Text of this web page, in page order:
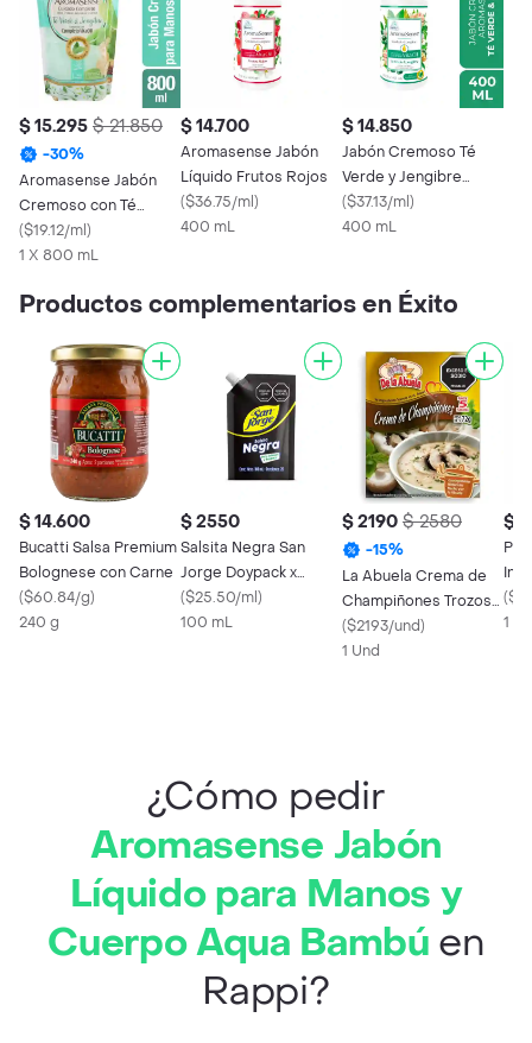
$ 15.295 $ 21.850
-30%
Aromasense Jabón
Cremoso con Té
Verde y Jengibre
($19.12/ml)
1 X 800 mL
$ 14.700
Aromasense Jabón
Líquido Frutos Rojos
($36.75/ml)
400 mL
$ 14.850
Jabón Cremoso Té
Verde y Jengibre
Aromasense
($37.13/ml)
400 mL
Productos complementarios en Éxito
$ 14.600
Bucatti Salsa Premium
Bolognese con Carne
($60.84/g)
240 g
$ 2550
Salsita Negra San
Jorge Doypack x
100ml
($25.50/ml)
100 mL
$ 2190 $ 2580
-15%
La Abuela Crema de
Champiñones Trozos
Champiñón
($2193/und)
1 Und
$
(
1 X
¿Cómo pedir
Aromasense Jabón
Líquido para Manos y
Cuerpo Aqua Bambú en
Rappi?